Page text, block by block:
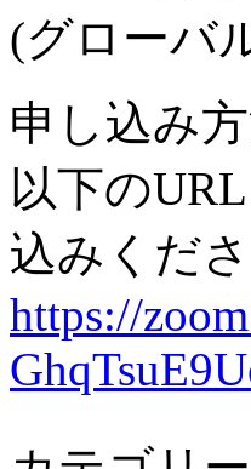
(グローバ
申し込み方
以下の
込みくださ
https://